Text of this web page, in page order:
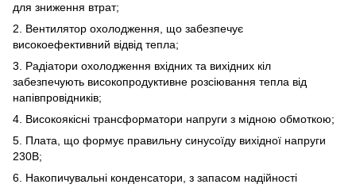
для зниження втрат;
2. Вентилятор охолодження, що забезпечує
високоефективний відвід тепла;
3. Радіатори охолодження вхідних та вихідних кіл
забезпечують високопродуктивне розсіювання тепла від
напівпровідників;
4. Високоякісні трансформатори напруги з мідною обмоткою;
5. Плата, що формує правильну синусоїду вихідної напруги
230В;
6. Накопичувальні конденсатори, з запасом надійності